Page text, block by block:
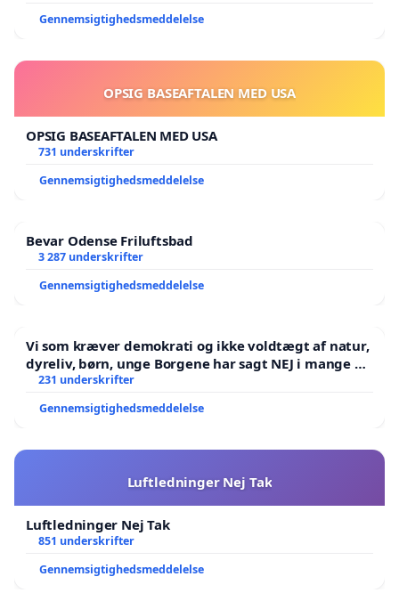
Gennemsigtighedsmeddelelse
OPSIG BASEAFTALEN MED USA
OPSIG BASEAFTALEN MED USA
731 underskrifter
Gennemsigtighedsmeddelelse
Bevar Odense Friluftsbad
3 287 underskrifter
Gennemsigtighedsmeddelelse
Vi som kræver demokrati og ikke voldtægt af natur,
dyreliv, børn, unge Borgene har sagt NEJ i mange år.
Der er
231 underskrifter
Gennemsigtighedsmeddelelse
Luftledninger Nej Tak
Luftledninger Nej Tak
851 underskrifter
Gennemsigtighedsmeddelelse